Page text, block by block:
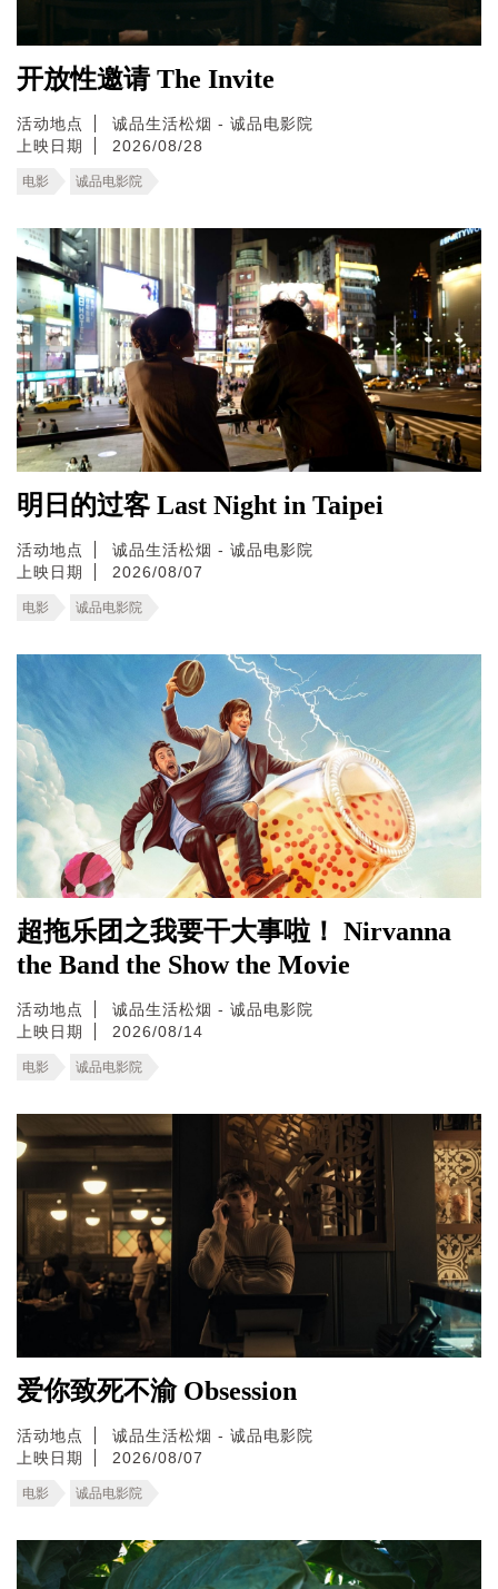
开放性邀请 The Invite
活动地点
诚品生活松烟 - 诚品电影院
上映日期
2026/08/28
电影 诚品电影院
明日的过客 Last Night in Taipei
活动地点
诚品生活松烟 - 诚品电影院
上映日期
2026/08/07
电影 诚品电影院
超拖乐团之我要干大事啦！ Nirvanna
the Band the Show the Movie
活动地点
诚品生活松烟 - 诚品电影院
上映日期
2026/08/14
电影 诚品电影院
爱你致死不渝 Obsession
活动地点
诚品生活松烟 - 诚品电影院
上映日期
2026/08/07
电影 诚品电影院